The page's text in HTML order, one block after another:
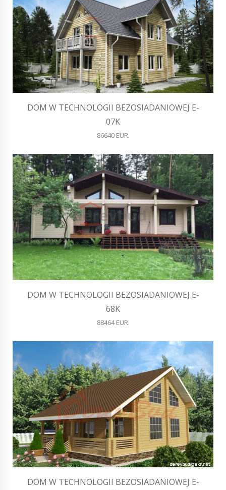
DOM W TECHNOLOGII BEZOSIADANIOWEJ E-
07K
86640 EUR.
DOM W TECHNOLOGII BEZOSIADANIOWEJ E-
68K
88464 EUR.
DOM W TECHNOLOGII BEZOSIADANIOWEJ E-